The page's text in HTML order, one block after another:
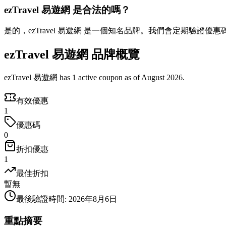
ezTravel 易遊網 是合法的嗎？
是的，ezTravel 易遊網 是一個知名品牌。我們會定期驗證優惠
ezTravel 易遊網 品牌概覽
ezTravel 易遊網 has 1 active coupon as of August 2026.
有效優惠
1
優惠碼
0
折扣優惠
1
最佳折扣
暫無
最後驗證時間: 2026年8月6日
重點摘要